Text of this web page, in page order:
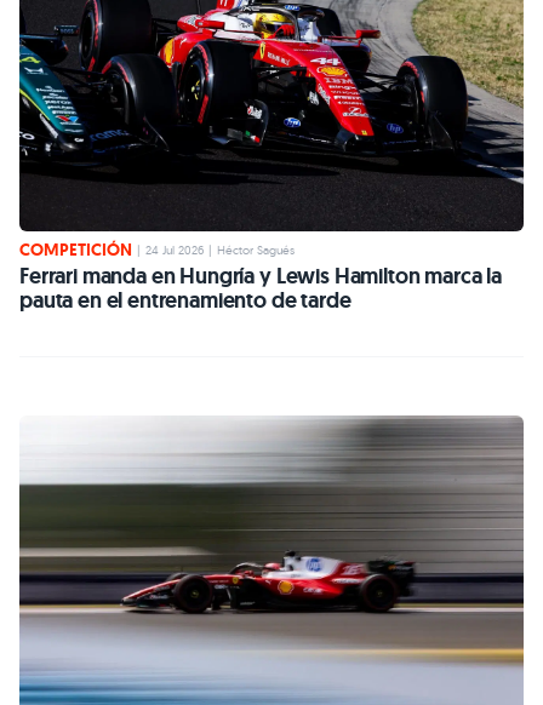
COMPETICIÓN | 24 Jul 2026 | Héctor Sagués
Ferrari manda en Hungría y Lewis Hamilton marca la
pauta en el entrenamiento de tarde